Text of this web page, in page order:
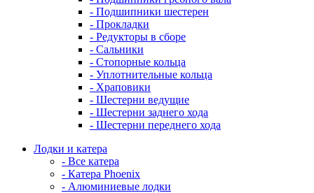
- Подшипники шестерен
- Прокладки
- Редукторы в сборе
- Сальники
- Стопорные кольца
- Уплотнительные кольца
- Храповики
- Шестерни ведущие
- Шестерни заднего хода
- Шестерни переднего хода
Лодки и катера
- Все катера
- Катера Phoenix
- Алюминиевые лодки